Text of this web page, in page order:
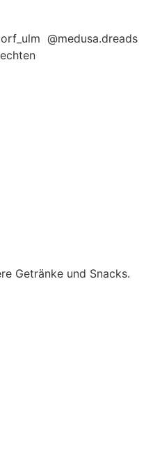
@medusa.dreads
Getränke und Snacks.